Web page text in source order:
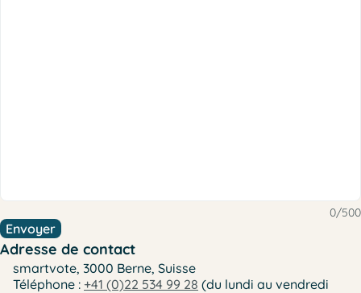
0/500
Envoyer
Adresse de contact
smartvote, 3000 Berne, Suisse
Téléphone : +41 (0)22 534 99 28 (du lundi au vendredi